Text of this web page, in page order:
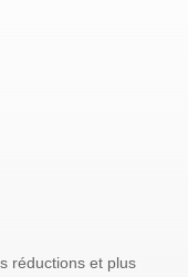
réductions et plus